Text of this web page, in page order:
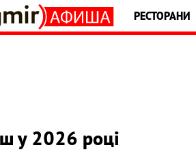
РЕСТОРАНИ
у 2026 році